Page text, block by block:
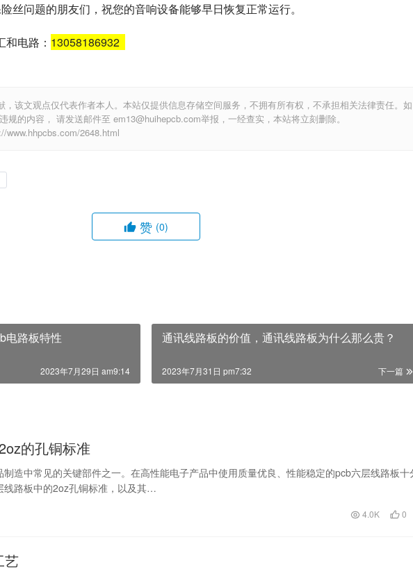
丝问题的朋友们，祝您的音响设备能够早日恢复正常运行。
电路： 13058186932
，该文观点仅代表作者本人。本站仅提供信息存储空间服务，不拥有所有权，不承担相关法律责任。如
规的内容， 请发送邮件至 em13@huihepcb.com举报，一经查实，本站将立刻删除。
www.hhpcbs.com/2648.html
赞 (0)
电路板特性
2023年7月29日 am9:14
通讯线路板的价值，通讯线路板为什么那么贵？
下一篇
2023年7月31日 pm7:32
的孔铜标准
造中常见的关键部件之一。在高性能电子产品中使用质量优良、性能稳定的pcb六层线路板十
线路板中的2oz孔铜标准，以及其…
4.0K 0
艺